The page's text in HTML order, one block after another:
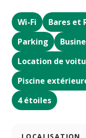
Wi-Fi Bares et
Parking
Location de
Piscine
4 étoiles
LOCALISATION